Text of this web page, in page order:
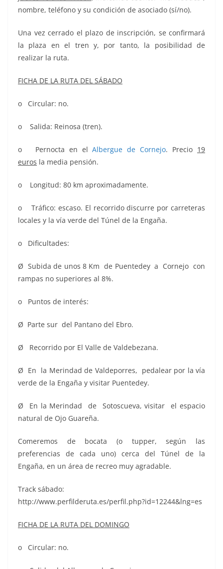
nombre, teléfono y su condición de asociado (sí/no).
Una vez cerrado el plazo de inscripción, se confirmará
la plaza en el tren y, por tanto, la posibilidad de
realizar la ruta.
FICHA DE LA RUTA DEL SÁBADO
o Circular: no.
o Salida: Reinosa (tren).
o Pernocta en elAlbergue de Cornejo. Precio 19
euros la media pensión.
o Longitud: 80 km aproximadamente.
o Tráfico: escaso. El recorrido discurre por carreteras
locales y la vía verde del Túnel de la Engaña.
o Dificultades:
Ø Subida de unos 8 Km de Puentedey a Cornejo con
rampas no superiores al 8%.
o Puntos de interés:
Ø Parte sur del Pantano del Ebro.
Ø Recorrido por El Valle de Valdebezana.
Ø En la Merindad de Valdeporres, pedalear por la vía
verde de la Engaña y visitar Puentedey.
Ø En la Merindad de Sotoscueva, visitar el espacio
natural de Ojo Guareña.
Comeremos de bocata (o tupper, según las
preferencias de cada uno) cerca del Túnel de la
Engaña, en un área de recreo muy agradable.
Track sábado:
http://www.perfilderuta.es/perfil.php?id=12244&lng=es
FICHA DE LA RUTA DEL DOMINGO
o Circular: no.